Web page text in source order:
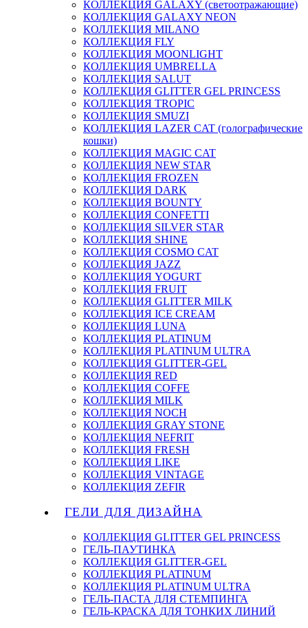
КОЛЛЕКЦИЯ GALAXY (светоотражающие)
КОЛЛЕКЦИЯ GALAXY NEON
КОЛЛЕКЦИЯ MILANO
КОЛЛЕКЦИЯ FLY
КОЛЛЕКЦИЯ MOONLIGHT
КОЛЛЕКЦИЯ UMBRELLA
КОЛЛЕКЦИЯ SALUT
КОЛЛЕКЦИЯ GLITTER GEL PRINCESS
КОЛЛЕКЦИЯ TROPIC
КОЛЛЕКЦИЯ SMUZI
КОЛЛЕКЦИЯ LAZER CAT (голографические
кошки)
КОЛЛЕКЦИЯ MAGIC CAT
КОЛЛЕКЦИЯ NEW STAR
КОЛЛЕКЦИЯ FROZEN
КОЛЛЕКЦИЯ DARK
КОЛЛЕКЦИЯ BOUNTY
КОЛЛЕКЦИЯ CONFETTI
КОЛЛЕКЦИЯ SILVER STAR
КОЛЛЕКЦИЯ SHINE
КОЛЛЕКЦИЯ COSMO CAT
КОЛЛЕКЦИЯ JAZZ
КОЛЛЕКЦИЯ YOGURT
КОЛЛЕКЦИЯ FRUIT
КОЛЛЕКЦИЯ GLITTER MILK
КОЛЛЕКЦИЯ ICE CREAM
КОЛЛЕКЦИЯ LUNA
КОЛЛЕКЦИЯ PLATINUM
КОЛЛЕКЦИЯ PLATINUM ULTRA
КОЛЛЕКЦИЯ GLITTER-GEL
КОЛЛЕКЦИЯ RED
КОЛЛЕКЦИЯ COFFE
КОЛЛЕКЦИЯ MILK
КОЛЛЕКЦИЯ NOCH
КОЛЛЕКЦИЯ GRAY STONE
КОЛЛЕКЦИЯ NEFRIT
КОЛЛЕКЦИЯ FRESH
КОЛЛЕКЦИЯ LIKE
КОЛЛЕКЦИЯ VINTAGE
КОЛЛЕКЦИЯ ZEFIR
ГЕЛИ ДЛЯ ДИЗАЙНА
КОЛЛЕКЦИЯ GLITTER GEL PRINCESS
ГЕЛЬ-ПАУТИНКА
КОЛЛЕКЦИЯ GLITTER-GEL
КОЛЛЕКЦИЯ PLATINUM
КОЛЛЕКЦИЯ PLATINUM ULTRA
ГЕЛЬ-ПАСТА ДЛЯ СТЕМПИНГА
ГЕЛЬ-КРАСКА ДЛЯ ТОНКИХ ЛИНИЙ